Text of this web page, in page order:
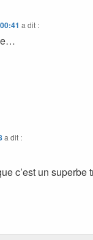
a dit :
a dit :
c’est un